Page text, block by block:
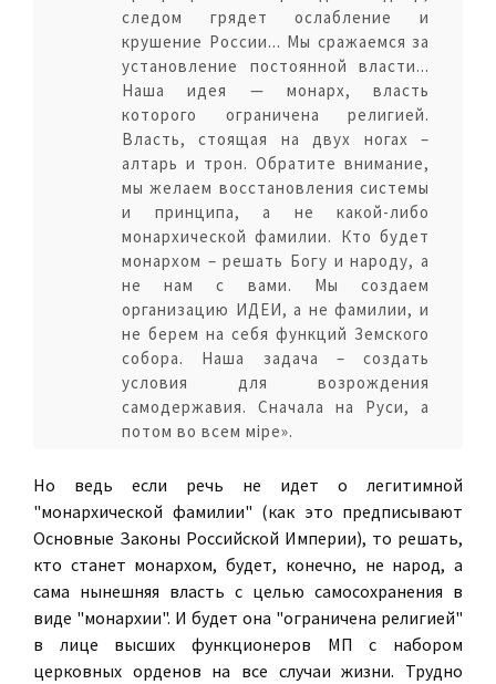
следом грядет ослабление и
крушение России... Мы сражаемся за
установление постоянной власти...
Наша идея — монарх, власть
которого ограничена религией.
Власть, стоящая на двух ногах –
алтарь и трон. Обратите внимание,
мы желаем восстановления системы
и принципа, а не какой-либо
монархической фамилии. Кто будет
монархом – решать Богу и народу, а
не нам с вами. Мы создаем
организацию ИДЕИ, а не фамилии, и
не берем на себя функций Земского
собора. Наша задача – создать
условия для возрождения
самодержавия. Сначала на Руси, а
потом во всем мiре».
Но ведь если речь не идет о легитимной
"монархической фамилии" (как это предписывают
Основные Законы Российской Империи), то решать,
кто станет монархом, будет, конечно, не народ, а
сама нынешняя власть с целью самосохранения в
виде "монархии". И будет она "ограничена религией"
в лице высших функционеров МП с набором
церковных орденов на все случаи жизни. Трудно